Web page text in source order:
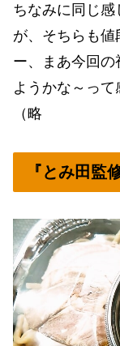
ちなみに同じ
が、そちらも
ー、まあ今回
ようかな～っ
（略
『とみ田監